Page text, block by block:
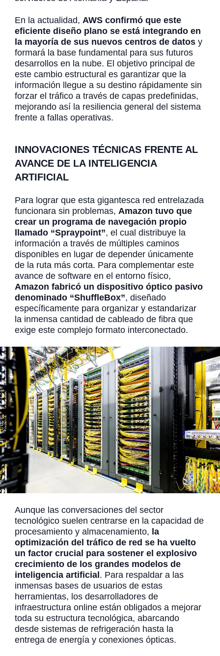
En la actualidad, AWS confirmó que este
eficiente diseño plano se está integrando en
la mayoría de sus nuevos centros de datos y
formará la base fundamental para sus futuros
desarrollos en la nube. El objetivo principal de
este cambio estructural es garantizar que la
información llegue a su destino rápidamente sin
forzar el tráfico a través de capas predefinidas,
mejorando así la resiliencia general del sistema
frente a fallas operativas.
INNOVACIONES TÉCNICAS FRENTE AL
AVANCE DE LA INTELIGENCIA
ARTIFICIAL
Para lograr que esta gigantesca red entrelazada
funcionara sin problemas, Amazon tuvo que
crear un programa de navegación propio
llamado “Spraypoint”, el cual distribuye la
información a través de múltiples caminos
disponibles en lugar de depender únicamente
de la ruta más corta. Para complementar este
avance de software en el entorno físico,
Amazon fabricó un dispositivo óptico pasivo
denominado “ShuffleBox”, diseñado
específicamente para organizar y estandarizar
la inmensa cantidad de cableado de fibra que
exige este complejo formato interconectado.
Aunque las conversaciones del sector
tecnológico suelen centrarse en la capacidad de
procesamiento y almacenamiento, la
optimización del tráfico de red se ha vuelto
un factor crucial para sostener el explosivo
crecimiento de los grandes modelos de
inteligencia artificial. Para respaldar a las
inmensas bases de usuarios de estas
herramientas, los desarrolladores de
infraestructura online están obligados a mejorar
toda su estructura tecnológica, abarcando
desde sistemas de refrigeración hasta la
entrega de energía y conexiones ópticas.